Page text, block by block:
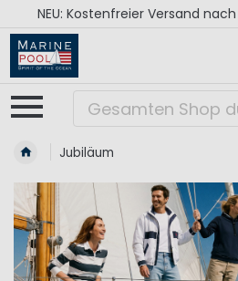
NEU: Kostenfreier Versand
Jubiläum